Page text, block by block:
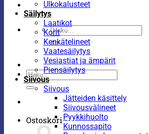
Etsi:
Etsi:
Ostoskori
Ulkokalusteet
Säilytys
Laatikot
Korit
Kenkätelineet
Vaatesäilytys
Vesiastiat ja ämpärit
Piensäilytys
Siivous
Siivous
Jätteiden käsittely
Siivousvälineet
Pyykkihuolto
Kunnossapito